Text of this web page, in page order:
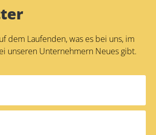
dem Laufenden, was es bei uns, im
unseren Unternehmern Neues gibt.